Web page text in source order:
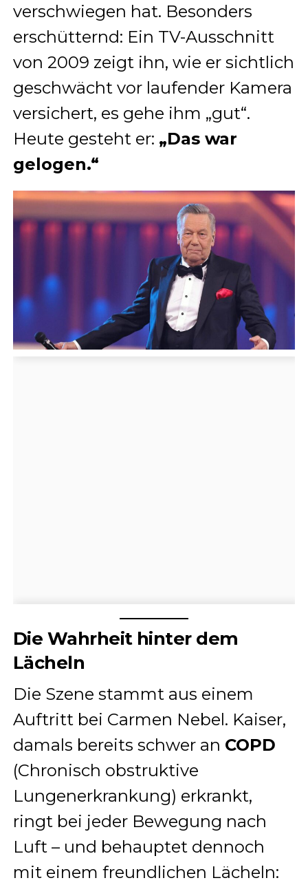
verschwiegen hat. Besonders
erschütternd: Ein TV-Ausschnitt
von 2009 zeigt ihn, wie er sichtlich
geschwächt vor laufender Kamera
versichert, es gehe ihm „gut“.
Heute gesteht er: „Das war
gelogen.“
Die Wahrheit hinter dem
Lächeln
Die Szene stammt aus einem
Auftritt bei Carmen Nebel. Kaiser,
damals bereits schwer an COPD
(Chronisch obstruktive
Lungenerkrankung) erkrankt,
ringt bei jeder Bewegung nach
Luft – und behauptet dennoch
mit einem freundlichen Lächeln: